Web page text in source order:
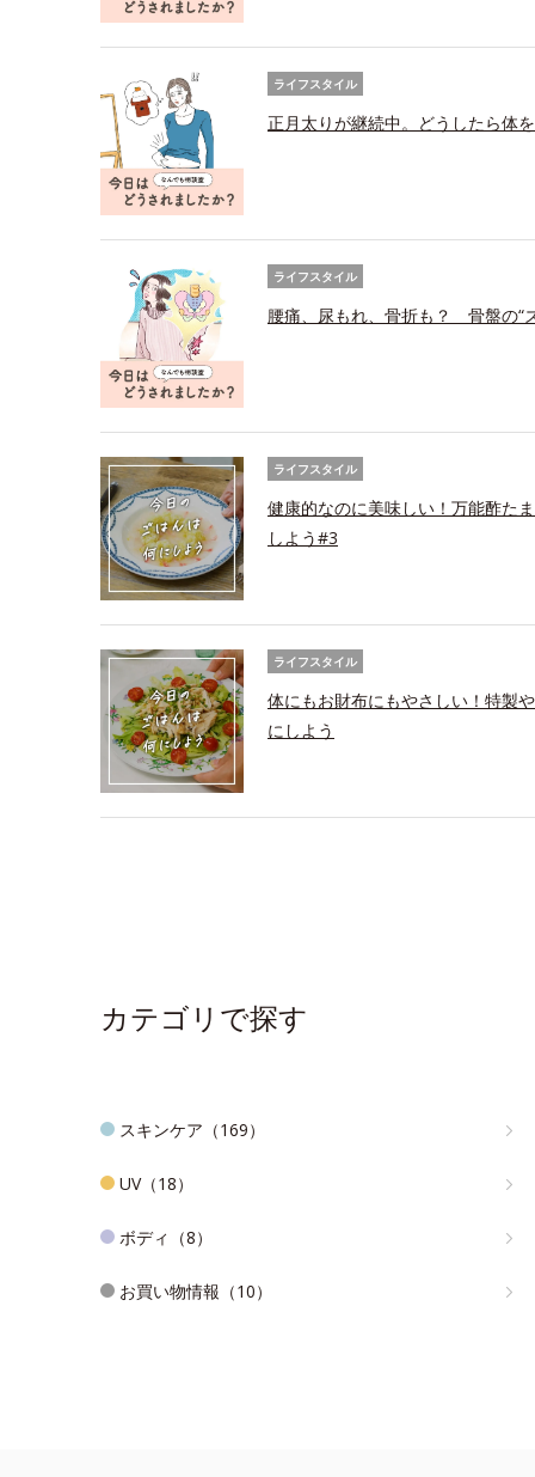
ライフスタイル
正月太りが継続中。どうしたら体
ライフスタイル
腰痛、尿もれ、骨折も？ 骨盤の“
ライフスタイル
健康的なのに美味しい！万能酢た
しよう#3
ライフスタイル
体にもお財布にもやさしい！特製
にしよう
カテゴリで探す
スキンケア（169）
UV（18）
ボディ（8）
お買い物情報（10）